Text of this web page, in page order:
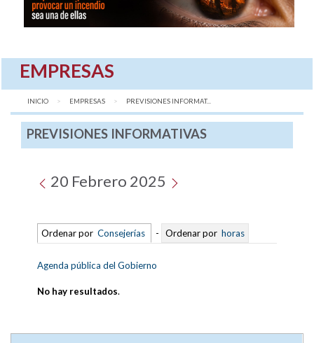
EMPRESAS
INICIO EMPRESAS AQUÍ:
PREVISIONES INFORMAT...
PREVISIONES INFORMATIVAS
20 Febrero 2025
Ordenar por Consejerías - Ordenar por horas
Agenda pública del Gobierno
No hay resultados.